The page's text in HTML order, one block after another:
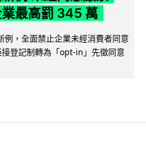
最高罰 345 萬
例，全面禁止企業未經消費者同意
登記制轉為「opt-in」先徵同意